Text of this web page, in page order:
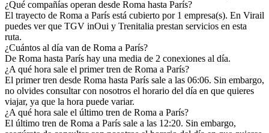
¿Qué compañías operan desde Roma hasta París?
El trayecto de Roma a París está cubierto por 1 empresa(s). En Virail
puedes ver que TGV inOui y Trenitalia prestan servicios en esta
ruta.
¿Cuántos al día van de Roma a París?
De Roma hasta París hay una media de 2 conexiones al día.
¿A qué hora sale el primer tren de Roma a París?
El primer tren desde Roma hasta París sale a las 06:06. Sin embargo,
no olvides consultar con nosotros el horario del día en que quieres
viajar, ya que la hora puede variar.
¿A qué hora sale el último tren de Roma a París?
El último tren de Roma a París sale a las 12:20. Sin embargo,